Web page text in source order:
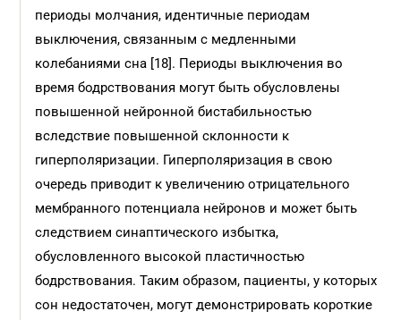
периоды молчания, идентичные периодам
выключения, связанным с медленными
колебаниями сна [18]. Периоды выключения во
время бодрствования могут быть обусловлены
повышенной нейронной бистабильностью
вследствие повышенной склонности к
гиперполяризации. Гиперполяризация в свою
очередь приводит к увеличению отрицательного
мембранного потенциала нейронов и может быть
следствием синаптического избытка,
обусловленного высокой пластичностью
бодрствования. Таким образом, пациенты, у которых
сон недостаточен, могут демонстрировать короткие